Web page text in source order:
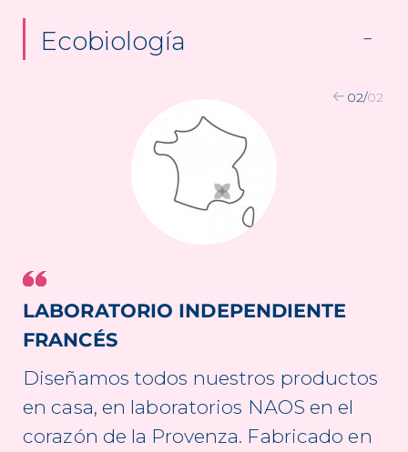
Ecobiología
LABORATORIO INDEPENDIENTE
FRANCÉS
Diseñamos todos nuestros productos
en casa, en laboratorios NAOS en el
corazón de la Provenza. Fabricado en
02/02